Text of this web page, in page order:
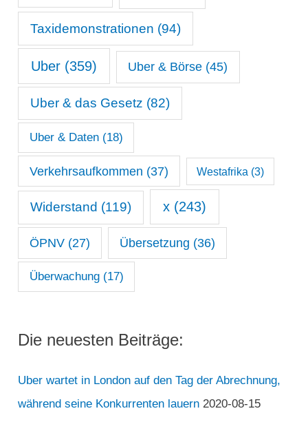
Taxidemonstrationen (94)
Uber (359) Uber & Börse (45)
Uber & das Gesetz (82)
Uber & Daten(18)
Verkehrsaufkommen (37) Westafrika (3)
Widerstand (119) x(243)
ÖPNV(27) Übersetzung (36)
Überwachung(17)
Die neuesten Beiträge:
Uber wartet in London auf den Tag der Abrechnung,
während seine Konkurrenten lauern 2020-08-15